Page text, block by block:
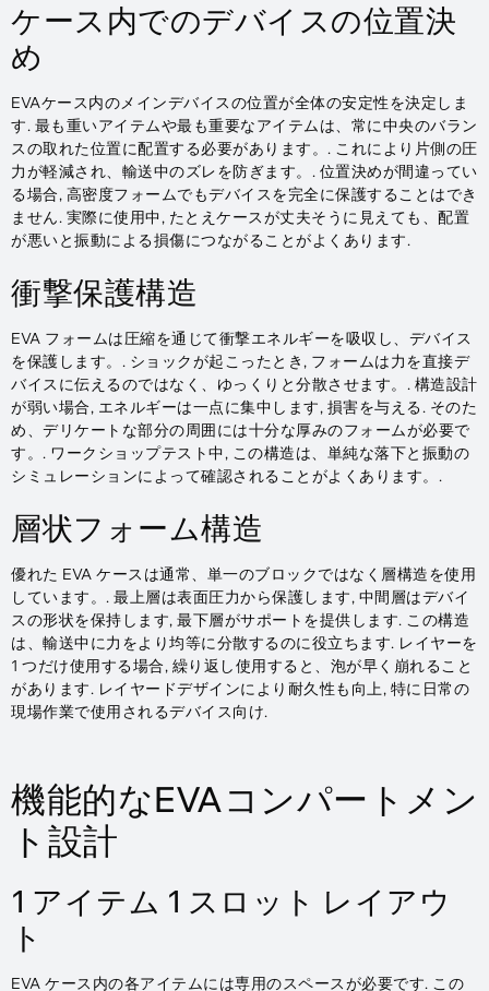
ケース内でのデバイスの位置決
め
EVAケース内のメインデバイスの位置が全体の安定性を決定しま
す. 最も重いアイテムや最も重要なアイテムは、常に中央のバラン
スの取れた位置に配置する必要があります。. これにより片側の圧
力が軽減され、輸送中のズレを防ぎます。. 位置決めが間違ってい
る場合, 高密度フォームでもデバイスを完全に保護することはでき
ません. 実際に使用中, たとえケースが丈夫そうに見えても、配置
が悪いと振動による損傷につながることがよくあります.
衝撃保護構造
EVA フォームは圧縮を通じて衝撃エネルギーを吸収し、デバイス
を保護します。. ショックが起こったとき, フォームは力を直接デ
バイスに伝えるのではなく、ゆっくりと分散させます。. 構造設計
が弱い場合, エネルギーは一点に集中します, 損害を与える. そのた
め、デリケートな部分の周囲には十分な厚みのフォームが必要で
す。. ワークショップテスト中, この構造は、単純な落下と振動の
シミュレーションによって確認されることがよくあります。.
層状フォーム構造
優れた EVA ケースは通常、単一のブロックではなく層構造を使用
しています。. 最上層は表面圧力から保護します, 中間層はデバイ
スの形状を保持します, 最下層がサポートを提供します. この構造
は、輸送中に力をより均等に分散するのに役立ちます. レイヤーを
1 つだけ使用する場合, 繰り返し使用すると、泡が早く崩れること
があります. レイヤードデザインにより耐久性も向上, 特に日常の
現場作業で使用されるデバイス向け.
機能的なEVAコンパートメン
ト設計
1 アイテム 1 スロット レイアウ
ト
EVA ケース内の各アイテムには専用のスペースが必要です. この